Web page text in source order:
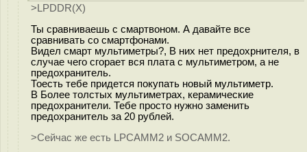
>LPDDR(X)
Ты сравниваешь с смартвоном. А давайте все
сравнивать со смартфонами.
Видел смарт мультиметры?, В них нет предохрнителя, в
случае чего сгорает вся плата с мультиметром, а не
предохранитель.
Тоесть тебе придется покупать новый мультиметр.
В Более толстых мультиметрах, керамические
предохранители. Тебе просто нужно заменить
предохранитель за 20 рублей.
>Сейчас же есть LPCAMM2 и SOCAMM2.